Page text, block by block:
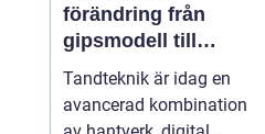
förändring från
gipsmodell till
digitalt arbetsflöde
Tandteknik är idag en
avancerad kombination